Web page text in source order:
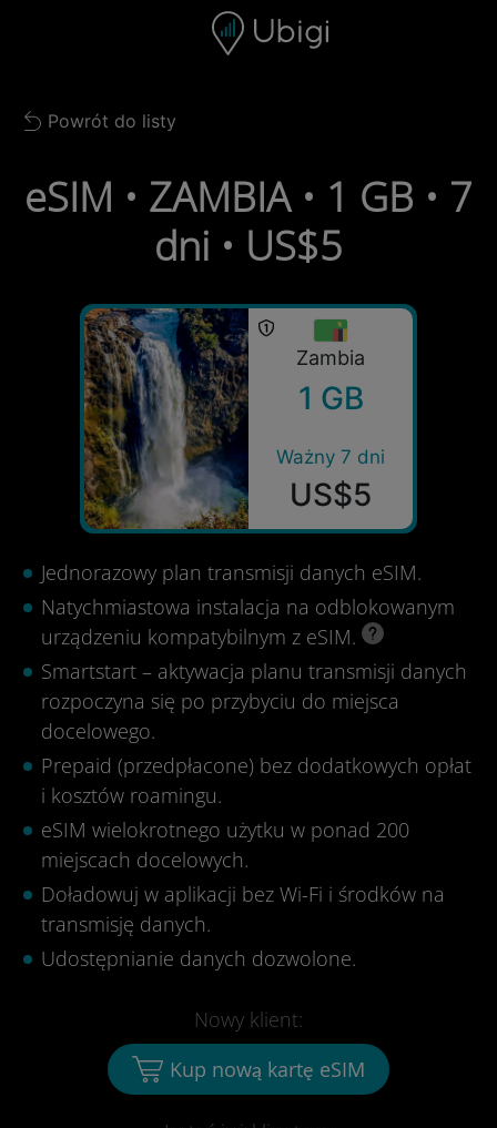
Pasek nawigacyjny Stopka
Back to list
Powrót do listy
eSIM • ZAMBIA • 1 GB • 7
dni • US$5
Zambia
1 GB
Ważny 7 dni
US$5
Jednorazowy plan transmisji danych eSIM.
Natychmiastowa instalacja na odblokowanym
urządzeniu kompatybilnym z eSIM.
Smartstart – aktywacja planu transmisji danych
rozpoczyna się po przybyciu do miejsca
docelowego.
Prepaid (przedpłacone) bez dodatkowych opłat
i kosztów roamingu.
eSIM wielokrotnego użytku w ponad 200
miejscach docelowych.
Doładowuj w aplikacji bez Wi-Fi i środków na
transmisję danych.
Udostępnianie danych dozwolone.
Nowy klient:
Kup nową kartę eSIM